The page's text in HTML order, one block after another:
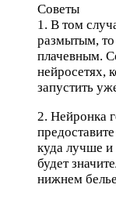
Советы
1. В том
размытым, то
плачевным.
нейросетях,
запустить
2. Нейронка
куда лучше и
будет
нижнем